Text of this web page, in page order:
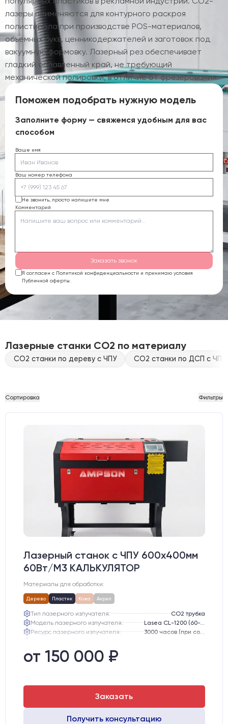
лазеры применяются для контурного раскроя
полистирола при производстве POS-материалов,
объемных букв, ценникодержателей и заготовок под
вакуумную формовку. Лазерный рез обеспечивает
гладкий оплавленный край, не требующий
механической полировки, в отличие от фрезерования.
Поможем подобрать нужную модель
Заполните форму — свяжемся удобным для вас
способом
Ваше имя
Ваш номер телефона
Не звонить, просто напишите мне
Комментарий
Заказать звонок
Я согласен с Политикой конфиденциальности и принимаю условия
Публичной оферты.
Лазерные станки CO2 по материалу
CO2 станки по дереву с ЧПУ CO2 станки по ДСП с ЧПУ
Сортировка Фильтры
Лазерный станок c ЧПУ 600х400мм
60Вт/М3 КАЛЬКУЛЯТОР
Материалы для обработки:
Дерево Пластик Кожа Акрил
Тип лазерного излучателя:
СО2 трубка
Модель лазерного излучателя:
Lasea CL-1200 (60-75 Вт)
Ресурс лазерного излучателя:
3000 часов (при соблюдении условий эксплуатации)
Зеркала:
Интерфейс подключения станка к ПК:
от 150 000 ₽
Заказать
Получить консультацию